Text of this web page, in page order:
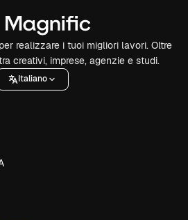
realizzare i tuoi migliori lavori. Oltre
creativi, imprese, agenzie e studi.
Italiano